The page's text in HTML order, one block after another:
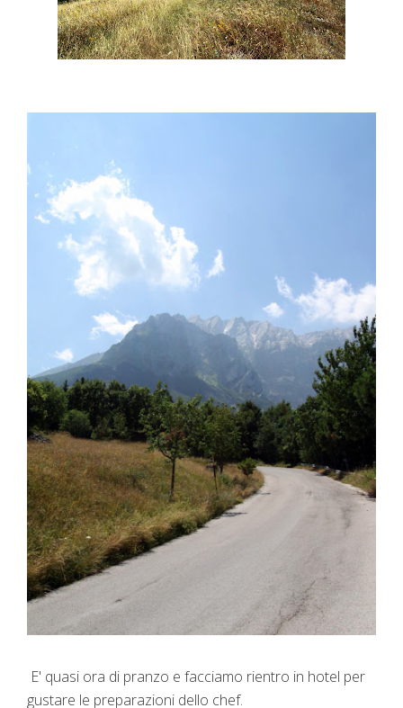
E' quasi ora di pranzo e facciamo rientro in hotel per
gustare le preparazioni dello chef.